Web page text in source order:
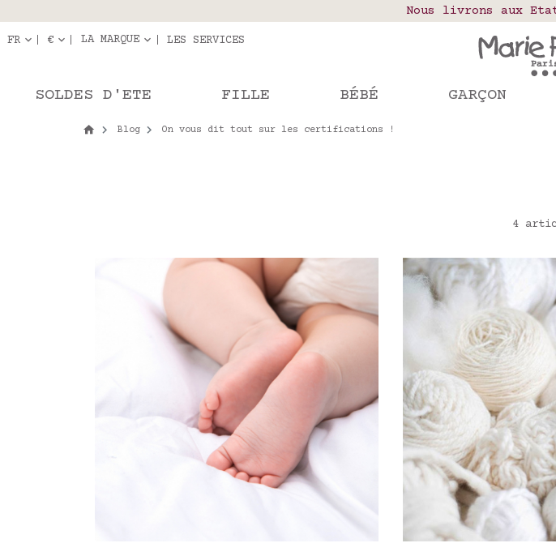
Notre site part
Les commandes passées après le
Nous livrons aux
Livraison en relais colis en France,
FR € LA MARQUE LES SERVICES
SOLDES D'ETE FILLE BÉBÉ GARÇON
Blog On vous dit tout sur les certifications !
4